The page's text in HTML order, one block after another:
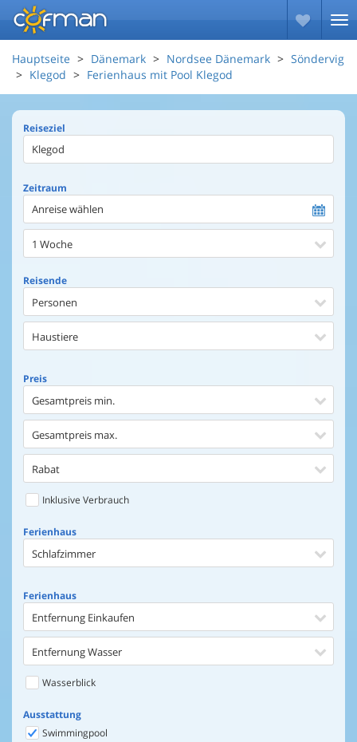
Hauptseite Dänemark Nordsee Dänemark
Söndervig
Klegod
Ferienhaus mit Pool Klegod
Reiseziel
Zeitraum
Anreise wählen
1 Woche
Reisende
Personen
Haustiere
Preis
Gesamtpreis min.
Gesamtpreis max.
Rabat
Inklusive Verbrauch
Ferienhaus
Schlafzimmer
Ferienhaus
Entfernung Einkaufen
Entfernung Wasser
Wasserblick
Ausstattung
Swimmingpool